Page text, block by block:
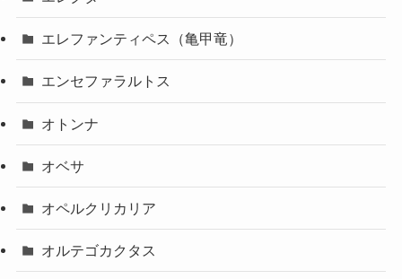
エレファンティペス（亀甲竜）
エンセファラルトス
オトンナ
オベサ
オペルクリカリア
オルテゴカクタス